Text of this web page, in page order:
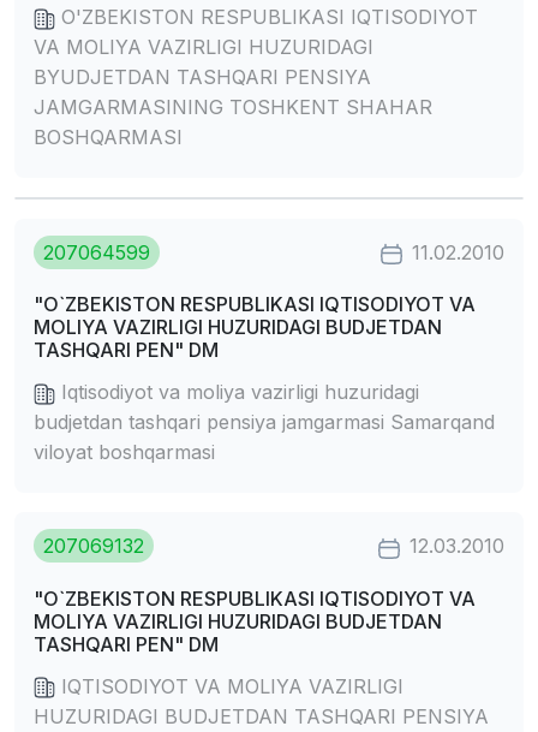
O'ZBEKISTON RESPUBLIKASI IQTISODIYOT
VA MOLIYA VAZIRLIGI HUZURIDAGI
BYUDJETDAN TASHQARI PENSIYA
JAMGARMASINING TOSHKENT SHAHAR
BOSHQARMASI
207064599 11.02.2010
"O`ZBEKISTON RESPUBLIKASI IQTISODIYOT VA
MOLIYA VAZIRLIGI HUZURIDAGI BUDJETDAN
TASHQARI PEN" DM
Iqtisodiyot va moliya vazirligi huzuridagi
budjetdan tashqari pensiya jamgarmasi Samarqand
viloyat boshqarmasi
207069132 12.03.2010
"O`ZBEKISTON RESPUBLIKASI IQTISODIYOT VA
MOLIYA VAZIRLIGI HUZURIDAGI BUDJETDAN
TASHQARI PEN" DM
IQTISODIYOT VA MOLIYA VAZIRLIGI
HUZURIDAGI BUDJETDAN TASHQARI PENSIYA